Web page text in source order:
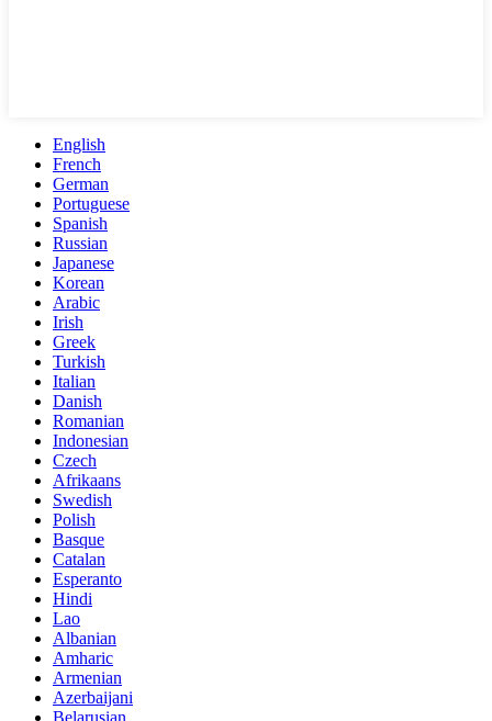
English
French
German
Portuguese
Spanish
Russian
Japanese
Korean
Arabic
Irish
Greek
Turkish
Italian
Danish
Romanian
Indonesian
Czech
Afrikaans
Swedish
Polish
Basque
Catalan
Esperanto
Hindi
Lao
Albanian
Amharic
Armenian
Azerbaijani